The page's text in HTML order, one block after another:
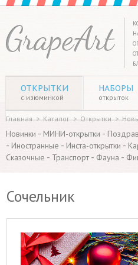
ОТКРЫТКИ
с изюминкой
НАБОРЫ
открыток
Главная > Каталог > Открытки >
Новинки - МИНИ-открытки -
- Иностранные - Инста-открытки -
Сказочные - Транспорт - Фауна -
Сочельник